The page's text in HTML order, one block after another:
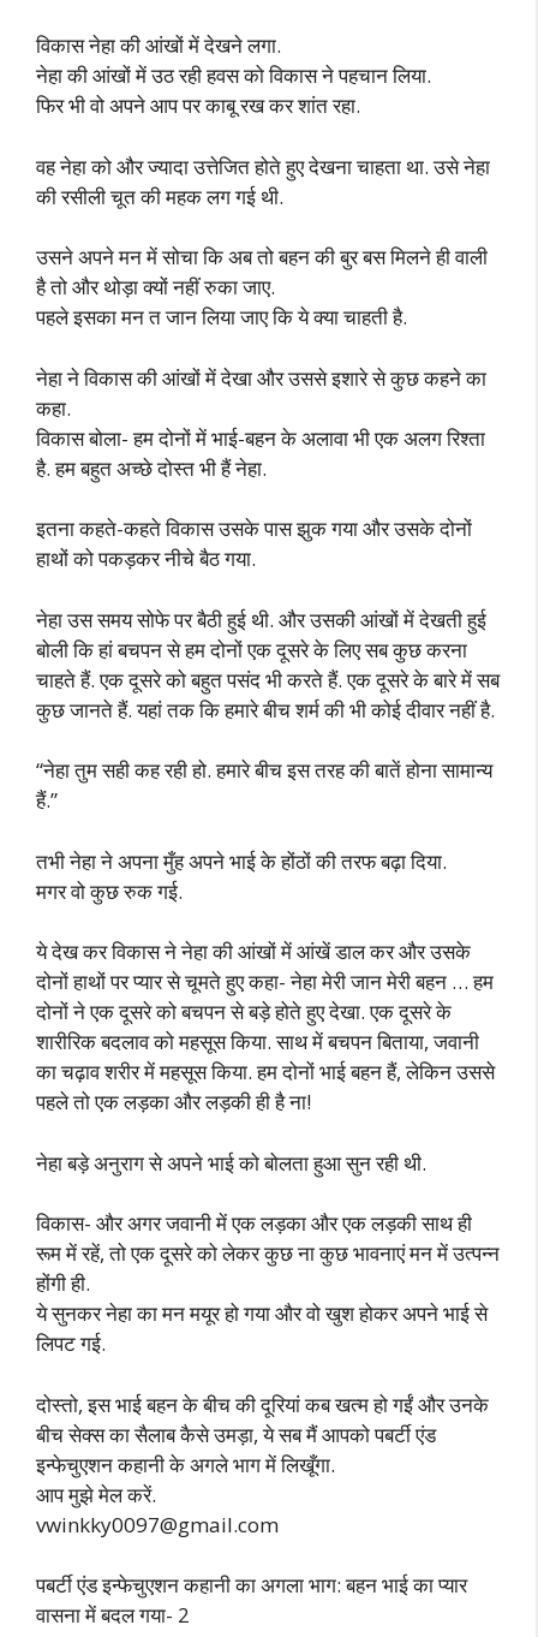
विकास नेहा की आंखों में देखने लगा.
नेहा की आंखों में उठ रही हवस को विकास ने पहचान लिया.
फिर भी वो अपने आप पर काबू रख कर शांत रहा.
वह नेहा को और ज्यादा उत्तेजित होते हुए देखना चाहता था. उसे नेहा
की रसीली चूत की महक लग गई थी.
उसने अपने मन में सोचा कि अब तो बहन की बुर बस मिलने ही वाली
है तो और थोड़ा क्यों नहीं रुका जाए.
पहले इसका मन त जान लिया जाए कि ये क्या चाहती है.
नेहा ने विकास की आंखों में देखा और उससे इशारे से कुछ कहने का
कहा.
विकास बोला- हम दोनों में भाई-बहन के अलावा भी एक अलग रिश्ता
है. हम बहुत अच्छे दोस्त भी हैं नेहा.
इतना कहते-कहते विकास उसके पास झुक गया और उसके दोनों
हाथों को पकड़कर नीचे बैठ गया.
नेहा उस समय सोफे पर बैठी हुई थी. और उसकी आंखों में देखती हुई
बोली कि हां बचपन से हम दोनों एक दूसरे के लिए सब कुछ करना
चाहते हैं. एक दूसरे को बहुत पसंद भी करते हैं. एक दूसरे के बारे में सब
कुछ जानते हैं. यहां तक कि हमारे बीच शर्म की भी कोई दीवार नहीं है.
“नेहा तुम सही कह रही हो. हमारे बीच इस तरह की बातें होना सामान्य
हैं.”
तभी नेहा ने अपना मुँह अपने भाई के होंठों की तरफ बढ़ा दिया.
मगर वो कुछ रुक गई.
ये देख कर विकास ने नेहा की आंखों में आंखें डाल कर और उसके
दोनों हाथों पर प्यार से चूमते हुए कहा- नेहा मेरी जान मेरी बहन … हम
दोनों ने एक दूसरे को बचपन से बड़े होते हुए देखा. एक दूसरे के
शारीरिक बदलाव को महसूस किया. साथ में बचपन बिताया, जवानी
का चढ़ाव शरीर में महसूस किया. हम दोनों भाई बहन हैं, लेकिन उससे
पहले तो एक लड़का और लड़की ही है ना!
नेहा बड़े अनुराग से अपने भाई को बोलता हुआ सुन रही थी.
विकास- और अगर जवानी में एक लड़का और एक लड़की साथ ही
रूम में रहें, तो एक दूसरे को लेकर कुछ ना कुछ भावनाएं मन में उत्पन्न
होंगी ही.
ये सुनकर नेहा का मन मयूर हो गया और वो खुश होकर अपने भाई से
लिपट गई.
दोस्तो, इस भाई बहन के बीच की दूरियां कब खत्म हो गईं और उनके
बीच सेक्स का सैलाब कैसे उमड़ा, ये सब मैं आपको पबर्टी एंड
इन्फेचुएशन कहानी के अगले भाग में लिखूँगा.
आप मुझे मेल करें.
vwinkky0097@gmail.com
पबर्टी एंड इन्फेचुएशन कहानी का अगला भाग: बहन भाई का प्यार
वासना में बदल गया- 2